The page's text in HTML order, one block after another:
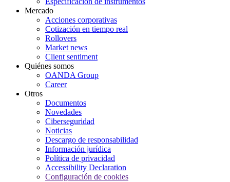
Mercado
Acciones corporativas
Cotización en tiempo real
Rollovers
Market news
Client sentiment
Quiénes somos
OANDA Group
Career
Otros
Documentos
Novedades
Ciberseguridad
Noticias
Descargo de responsabilidad
Información jurídica
Política de privacidad
Accessibility Declaration
Configuración de cookies